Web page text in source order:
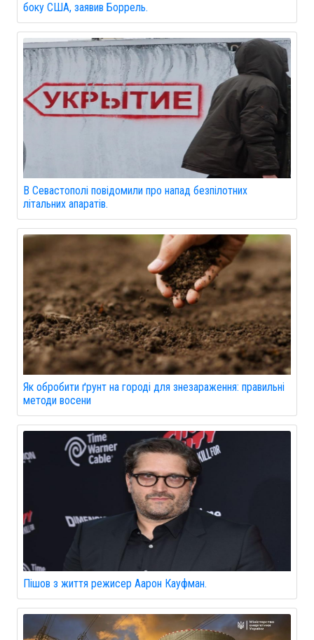
боку США, заявив Боррель.
В Севастополі повідомили про напад безпілотних
літальних апаратів.
Як обробити ґрунт на городі для знезараження: правильні
методи восени
Пішов з життя режисер Аарон Кауфман.